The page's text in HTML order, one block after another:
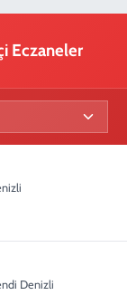
Eczaneler
Denizli